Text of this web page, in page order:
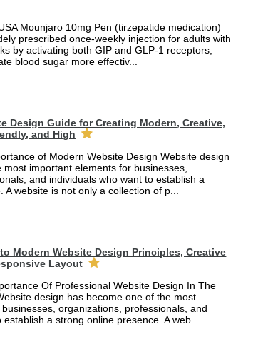
Mounjaro 10mg Pen (tirzepatide medication)
prescribed once-weekly injection for adults with
by activating both GIP and GLP-1 receptors,
blood sugar more effectiv...
Design Guide for Creating Modern, Creative,
and High
of Modern Website Design Website design
important elements for businesses,
and individuals who want to establish a
website is not only a collection of p...
Modern Website Design Principles, Creative
Layout
Of Professional Website Design In The
design has become one of the most
organizations, professionals, and
a strong online presence. A web...